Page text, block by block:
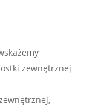
zewnętrznej